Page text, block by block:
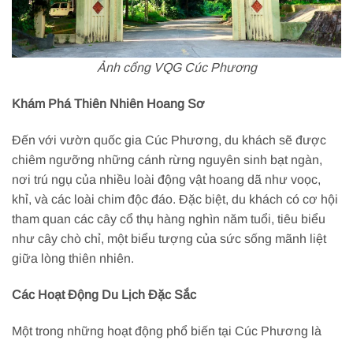
Ảnh cổng VQG Cúc Phương
Khám Phá Thiên Nhiên Hoang Sơ
Đến với vườn quốc gia Cúc Phương, du khách sẽ được
chiêm ngưỡng những cánh rừng nguyên sinh bạt ngàn,
nơi trú ngụ của nhiều loài động vật hoang dã như voọc,
khỉ, và các loài chim độc đáo. Đặc biệt, du khách có cơ hội
tham quan các cây cổ thụ hàng nghìn năm tuổi, tiêu biểu
như cây chò chỉ, một biểu tượng của sức sống mãnh liệt
giữa lòng thiên nhiên.
Các Hoạt Động Du Lịch Đặc Sắc
Một trong những hoạt động phổ biến tại Cúc Phương là